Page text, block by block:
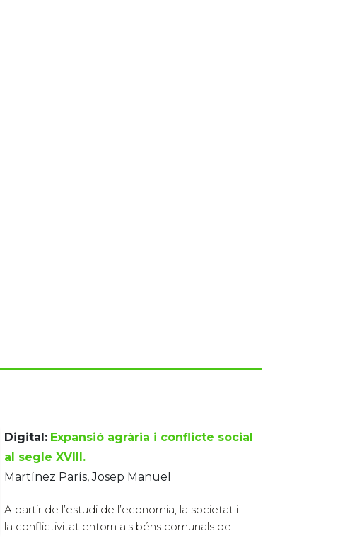
Digital: Expansió agrària i conflicte social
al segle XVIII.
Martínez París, Josep Manuel
A partir de l’estudi de l’economia, la societat i
la conflictivitat entorn als béns comunals de